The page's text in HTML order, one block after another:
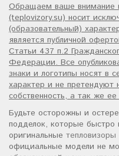
Обращаем ваше внимание
(teplovizory.su) носит
(образовательный)
является публичной
Статьи 437 п.2
Федерации. Все
знаки и логотипы носят в
характер и не претендуют
собственность, а так же
Будьте осторожны и
подделок, которые
оригинальные тепловизоры
официальные модели не